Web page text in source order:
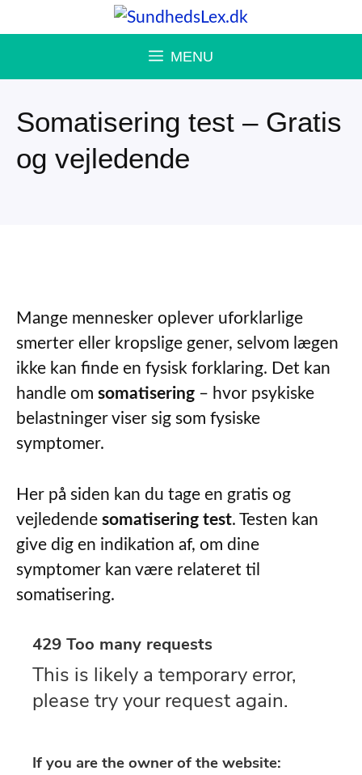
til
MENU
Somatisering test – Gratis
og vejledende
Mange mennesker oplever uforklarlige
smerter eller kropslige gener, selvom lægen
ikke kan finde en fysisk forklaring. Det kan
handle om somatisering – hvor psykiske
belastninger viser sig som fysiske
symptomer.
Her på siden kan du tage en gratis og
vejledende somatisering test. Testen kan
give dig en indikation af, om dine
symptomer kan være relateret til
somatisering.